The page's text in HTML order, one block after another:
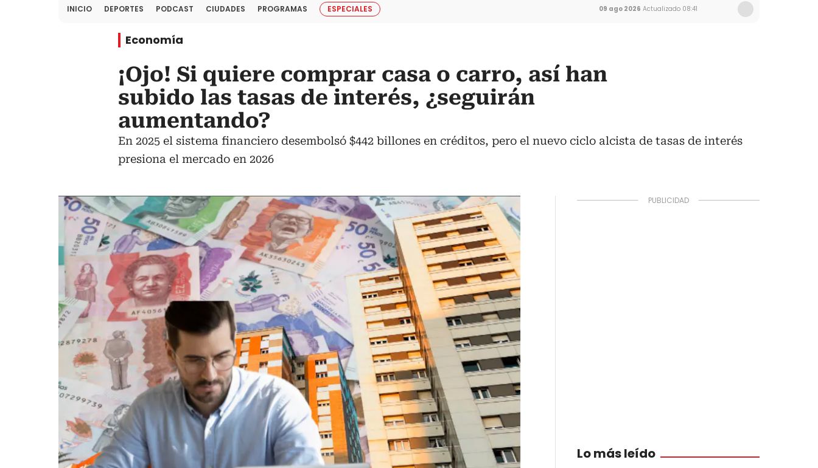
INICIO DEPORTES PODCAST CIUDADES PROGRAMAS ESPECIALES 09 ago 2026 Actualizado 08:41
Economía
¡Ojo! Si quiere comprar casa o carro, así han
subido las tasas de interés, ¿seguirán
aumentando?
En 2025 el sistema financiero desembolsó $442 billones en créditos, pero el nuevo ciclo alcista de tasas de interés
presiona el mercado en 2026
Lo más leído